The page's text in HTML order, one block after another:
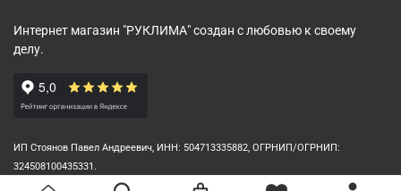
Интернет магазин "РУКЛИМА" создан с любовью к своему
делу.
ИП Стоянов Павел Андреевич, ИНН: 504713335882, ОГРНИП/ОГРНИП:
324508100435331.